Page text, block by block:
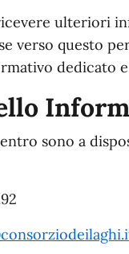
ulteriori
verso questo
dedicato
sono a